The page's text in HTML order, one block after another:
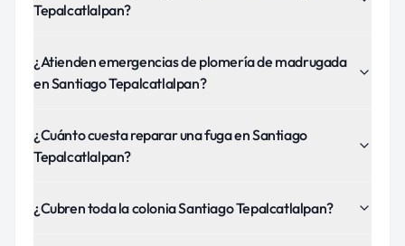
Tepalcatlalpan?
¿Atienden emergencias de plomería de madrugada
en Santiago Tepalcatlalpan?
¿Cuánto cuesta reparar una fuga en Santiago
Tepalcatlalpan?
¿Cubren toda la colonia Santiago Tepalcatlalpan?